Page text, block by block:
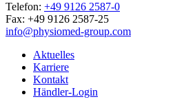
Telefon: +49 9126 2587-0
Fax: +49 9126 2587-25
info@physiomed-group.com
Aktuelles
Karriere
Kontakt
Händler-Login